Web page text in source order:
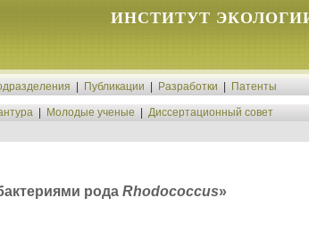
ИНСТИТУТ
Публикации Разработки Патенты
Молодые ученые Диссертационный совет
рода Rhodococcus»